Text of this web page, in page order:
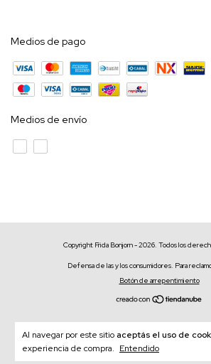
Al navegar por este sitio aceptás el uso de
experiencia de compra. Entendido
Medios de pago
Medios de envío
Copyright Frida Bonjorn - 2026. Todos los
Defensa de las y los consumidores. Para
Botón de arrepentimiento